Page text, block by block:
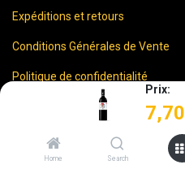
Prix:
7,70
Home Search
Expéditions et retours
Conditions Générales de Vente
Politique de confidentialité
Mentions Légales